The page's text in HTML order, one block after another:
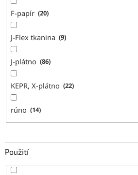
F-papír 20
J-Flex tkanina 9
J-plátno 86
KEPR, X-plátno 22
rúno 14
Použití